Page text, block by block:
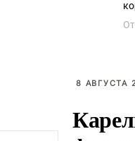
8 АВГУСТА